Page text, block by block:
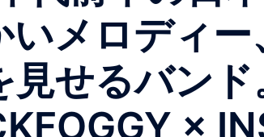
メロディー
せるバン
×